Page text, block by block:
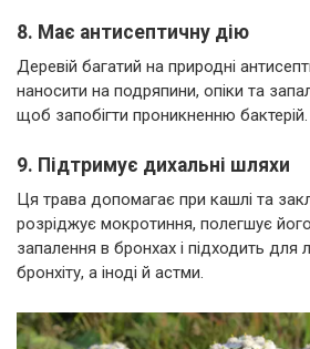
8. Має антисептичну дію
Деревій багатий на природні
наносити на подряпини, опіки та
щоб запобігти проникненню бактерій.
9. Підтримує дихальні шляхи
Ця трава допомагає при кашлі та
розріджує мокротиння, полегшує
запалення в бронхах і підходить для
бронхіту, а іноді й астми.